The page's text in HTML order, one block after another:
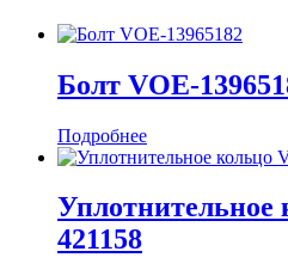
Болт VOE-
Подробнее
Уплотнительное
421158